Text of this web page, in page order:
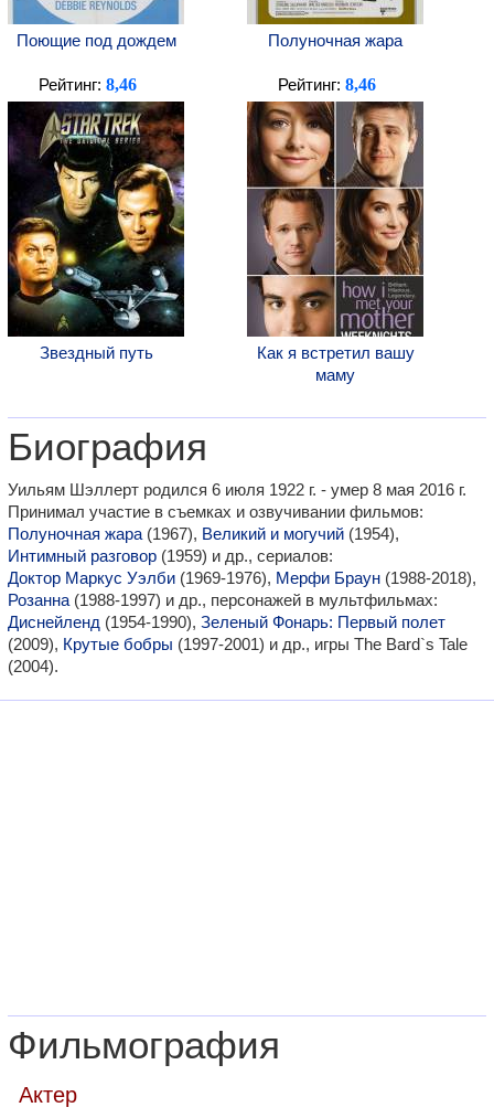
Поющие под дождем Полуночная жара
Рейтинг: 8,46
Звездный путь
Рейтинг: 8,46
Как я встретил вашу
маму
Биография
Уильям Шэллерт родился 6 июля 1922 г. - умер 8 мая 2016 г.
Принимал участие в съемках и озвучивании фильмов:
Полуночная жара (1967), Великий и могучий (1954),
Интимный разговор (1959) и др., сериалов:
Доктор Маркус Уэлби (1969-1976), Мерфи Браун (1988-2018),
Розанна (1988-1997) и др., персонажей в мультфильмах:
Диснейленд (1954-1990), Зеленый Фонарь: Первый полет
(2009), Крутые бобры (1997-2001) и др., игры The Bard`s Tale
(2004).
Фильмография
Актер